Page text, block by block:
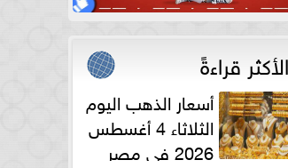
الأكثر قراءةً
أسعار الذهب اليوم
الثلاثاء 4 أغسطس
2026 في مصر